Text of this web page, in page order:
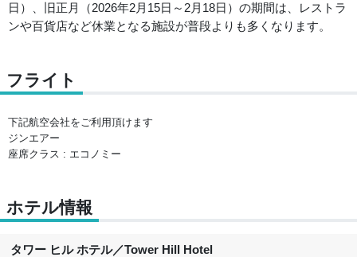
日）、旧正月（2026年2月15日～2月18日）の期間は、レストラ
ンや百貨店など休業となる施設が普段よりも多くなります。
フライト
下記航空会社をご利用頂けます
ジンエアー
座席クラス : エコノミー
ホテル情報
タワー ヒル ホテル／Tower Hill Hotel